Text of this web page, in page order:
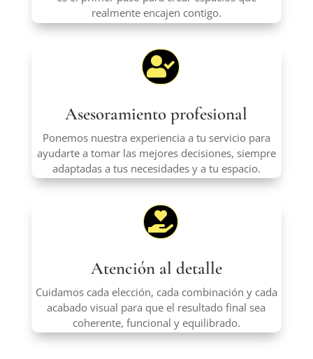
realmente encajen contigo.

Asesoramiento profesional
Ponemos nuestra experiencia a tu servicio para
ayudarte a tomar las mejores decisiones, siempre
adaptadas a tus necesidades y a tu espacio.

Atención al detalle
Cuidamos cada elección, cada combinación y cada
acabado visual para que el resultado final sea
coherente, funcional y equilibrado.